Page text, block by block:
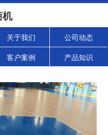
机
关于我们 公司动态
客户案例 产品知识